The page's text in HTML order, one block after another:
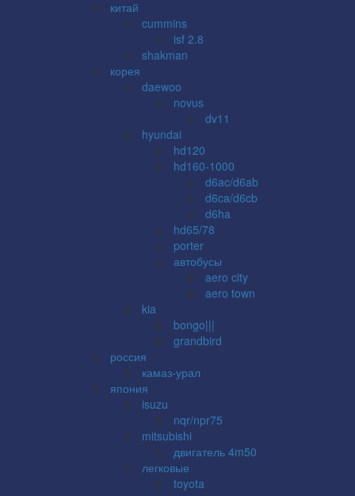
китай
cummins
isf 2.8
shakman
корея
daewoo
novus
dv11
hyundai
hd120
hd160-1000
d6ac/d6ab
d6ca/d6cb
d6ha
hd65/78
porter
автобусы
aero city
aero town
kia
bongo|||
grandbird
россия
камаз-урал
япония
isuzu
nqr/npr75
mitsubishi
двигатель 4m50
легковые
toyota